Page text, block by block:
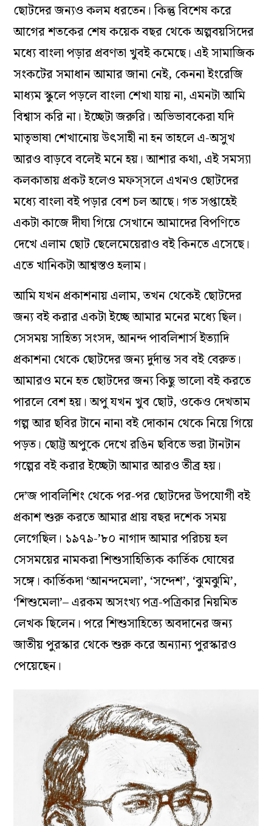
ছোটদের জন্যও কলম ধরতেন। কিন্তু বিশেষ করে
আগের শতকের শেষ কয়েক বছর থেকে অল্পবয়সিদের
মধ্যে বাংলা পড়ার প্রবণতা খুবই কমেছে। এই সামাজিক
সংকটের সমাধান আমার জানা নেই, কেননা ইংরেজি
মাধ্যম স্কুলে পড়লে বাংলা শেখা যায় না, এমনটা আমি
বিশ্বাস করি না। ইচ্ছেটা জরুরি। অভিভাবকেরা যদি
মাতৃভাষা শেখানোয় উৎসাহী না হন তাহলে এ-অসুখ
আরও বাড়বে বলেই মনে হয়। আশার কথা, এই সমস্যা
কলকাতায় প্রকট হলেও মফস্‌সলে এখনও ছোটদের
মধ্যে বাংলা বই পড়ার বেশ চল আছে। গত সপ্তাহেই
একটা কাজে দীঘা গিয়ে সেখানে আমাদের বিপণিতে
দেখে এলাম ছোট ছেলেমেয়েরাও বই কিনতে এসেছে।
এতে খানিকটা আশ্বস্তও হলাম।
আমি যখন প্রকাশনায় এলাম, তখন থেকেই ছোটদের
জন্য বই করার একটা ইচ্ছে আমার মনের মধ্যে ছিল।
সেসময় সাহিত্য সংসদ, আনন্দ পাবলিশার্স ইত্যাদি
প্রকাশনা থেকে ছোটদের জন্য দুর্দান্ত সব বই বেরুত।
আমারও মনে হত ছোটদের জন্য কিছু ভালো বই করতে
পারলে বেশ হয়। অপু যখন খুব ছোট, ওকেও দেখতাম
গল্প আর ছবির টানে নানা বই দোকান থেকে নিয়ে গিয়ে
পড়ত। ছোট্ট অপুকে দেখে রঙিন ছবিতে ভরা টানটান
গল্পের বই করার ইচ্ছেটা আমার আরও তীব্র হয়।
দে’জ পাবলিশিং থেকে পর-পর ছোটদের উপযোগী বই
প্রকাশ শুরু করতে আমার প্রায় বছর দশেক সময়
লেগেছিল। ১৯৭৯-’৮০ নাগাদ আমার পরিচয় হল
সেসময়ের নামকরা শিশুসাহিত্যিক কার্তিক ঘোষের
সঙ্গে। কার্তিকদা ‘আনন্দমেলা’, ‘সন্দেশ’, ‘ঝুমঝুমি’,
‘শিশুমেলা’– এরকম অসংখ্য পত্র-পত্রিকার নিয়মিত
লেখক ছিলেন। পরে শিশুসাহিত্যে অবদানের জন্য
জাতীয় পুরস্কার থেকে শুরু করে অন্যান্য পুরস্কারও
পেয়েছেন।